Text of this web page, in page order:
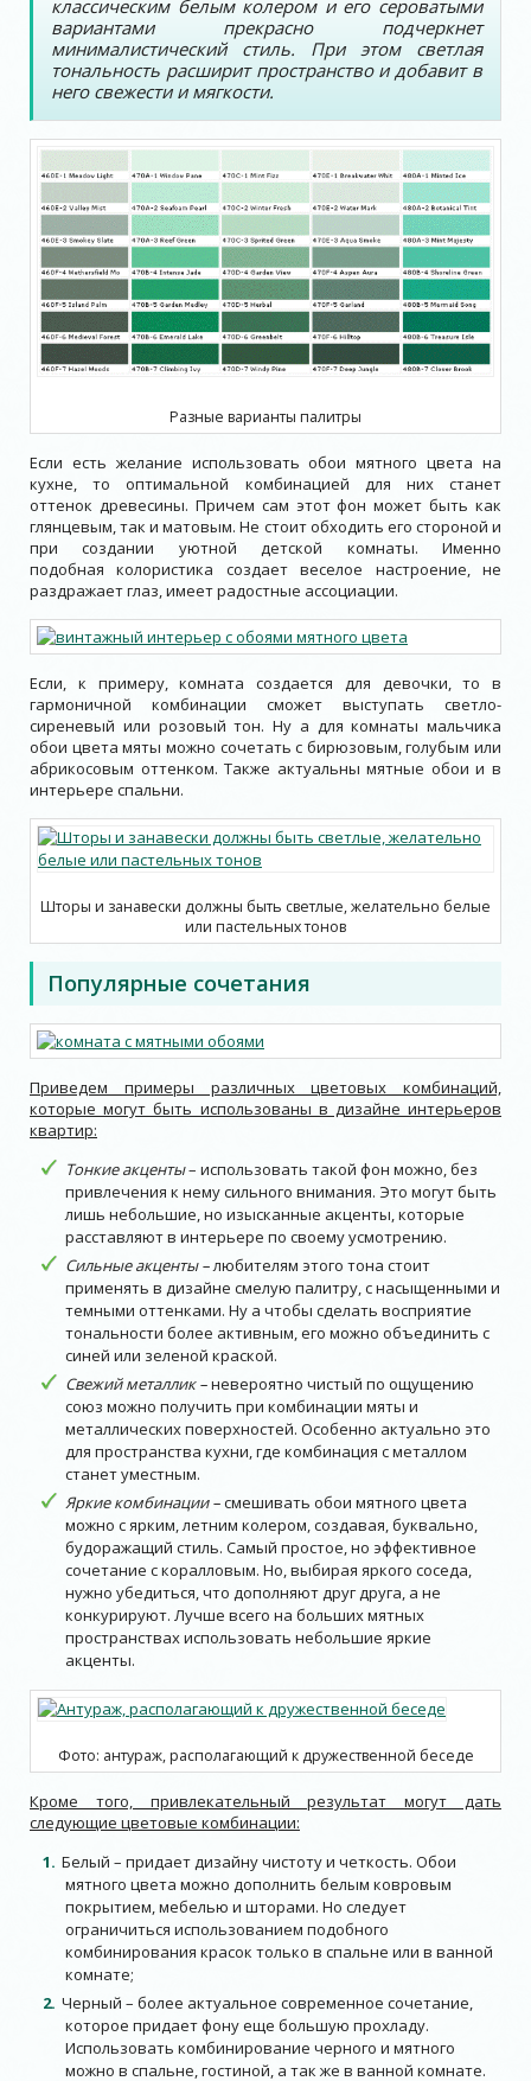
классическим белым колером и его сероватыми
вариантами прекрасно подчеркнет
минималистический стиль. При этом светлая
тональность расширит пространство и добавит в
него свежести и мягкости.
Разные варианты палитры
Если есть желание использовать обои мятного цвета на
кухне, то оптимальной комбинацией для них станет
оттенок древесины. Причем сам этот фон может быть как
глянцевым, так и матовым. Не стоит обходить его стороной и
при создании уютной детской комнаты. Именно
подобная колористика создает веселое настроение, не
раздражает глаз, имеет радостные ассоциации.
Если, к примеру, комната создается для девочки, то в
гармоничной комбинации сможет выступать светло-
сиреневый или розовый тон. Ну а для комнаты мальчика
обои цвета мяты можно сочетать с бирюзовым, голубым или
абрикосовым оттенком. Также актуальны мятные обои и в
интерьере спальни.
Шторы и занавески должны быть светлые, желательно белые
или пастельных тонов
Популярные сочетания
Приведем примеры различных цветовых комбинаций,
которые могут быть использованы в дизайне интерьеров
квартир:
Тонкие акценты– использовать такой фон можно, без
привлечения к нему сильного внимания. Это могут быть
лишь небольшие, но изысканные акценты, которые
расставляют в интерьере по своему усмотрению.
Сильные акценты –любителям этого тона стоит
применять в дизайне смелую палитру, с насыщенными и
темными оттенками. Ну а чтобы сделать восприятие
тональности более активным, его можно объединить с
синей или зеленой краской.
Свежий металлик –невероятно чистый по ощущению
союз можно получить при комбинации мяты и
металлических поверхностей. Особенно актуально это
для пространства кухни, где комбинация с металлом
станет уместным.
Яркие комбинации –смешивать обои мятного цвета
можно с ярким, летним колером, создавая, буквально,
будоражащий стиль. Самый простое, но эффективное
сочетание с коралловым. Но, выбирая яркого соседа,
нужно убедиться, что дополняют друг друга, а не
конкурируют. Лучше всего на больших мятных
пространствах использовать небольшие яркие
акценты.
Фото: антураж, располагающий к дружественной беседе
Кроме того, привлекательный результат могут дать
следующие цветовые комбинации:
Белый – придает дизайну чистоту и четкость. Обои
мятного цвета можно дополнить белым ковровым
покрытием, мебелью и шторами. Но следует
ограничиться использованием подобного
комбинирования красок только в спальне или в ванной
комнате;
Черный – более актуальное современное сочетание,
которое придает фону еще большую прохладу.
Использовать комбинирование черного и мятного
можно в спальне, гостиной, а так же в ванной комнате.